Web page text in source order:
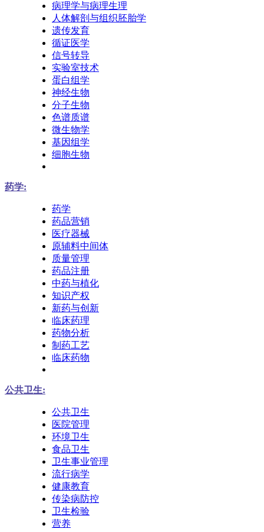
病理学与病理生理
人体解剖与组织胚胎学
遗传发育
循证医学
信号转导
实验室技术
蛋白组学
神经生物
分子生物
色谱质谱
微生物学
基因组学
细胞生物
药学:
药学
药品营销
医疗器械
原辅料中间体
质量管理
药品注册
中药与植化
知识产权
新药与创新
临床药理
药物分析
制药工艺
临床药物
公共卫生:
公共卫生
医院管理
环境卫生
食品卫生
卫生事业管理
流行病学
健康教育
传染病防控
卫生检验
营养